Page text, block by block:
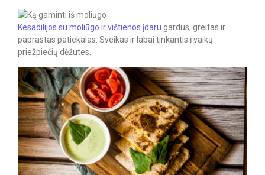
Kesadilijos su moliūgo ir vištienos įdaru gardus, greitas ir
paprastas patiekalas. Sveikas ir labai tinkantis į vaikų
priežpiečių dėžutes.